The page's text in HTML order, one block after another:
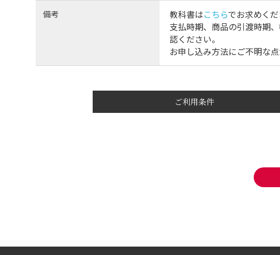
備考 教科書はこちらでお求めく
支払時期、商品の引渡時期
認ください。
お申し込み方法にご不明な
ご利用条件